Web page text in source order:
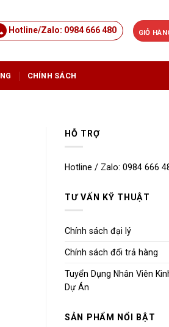
Hotline/Zalo: 0984 666 480 GIỎ
CHÍNH SÁCH
HỖ TRỢ
Hotline / Zalo: 0984 666
TƯ VẤN KỸ THUẬT
Chính sách đại lý
Chính sách đổi trả hàng
Tuyển Dụng Nhân Viên
Dự Án
SẢN PHẨM NỔI BẬT